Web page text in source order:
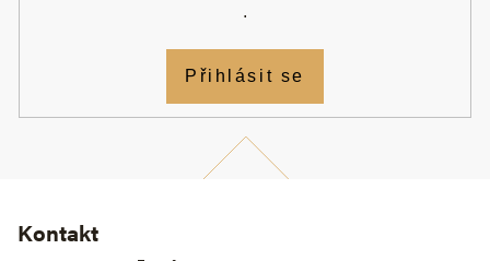
Kontakt
.
Přihlásit se